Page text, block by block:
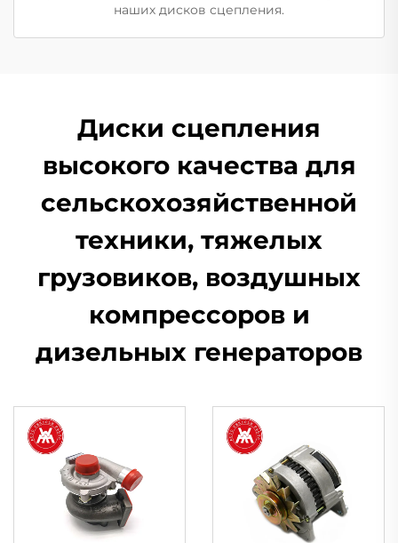
наших дисков сцепления.
Диски сцепления
высокого качества для
сельскохозяйственной
техники, тяжелых
грузовиков, воздушных
компрессоров и
дизельных генераторов